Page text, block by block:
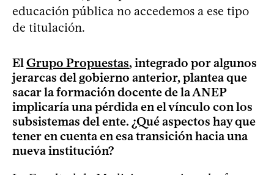
educación pública no accedemos a ese tipo
de titulación.
El Grupo Propuestas, integrado por algunos
jerarcas del gobierno anterior, plantea que
sacar la formación docente de la ANEP
implicaría una pérdida en el vínculo con los
subsistemas del ente. ¿Qué aspectos hay que
tener en cuenta en esa transición hacia una
nueva institución?